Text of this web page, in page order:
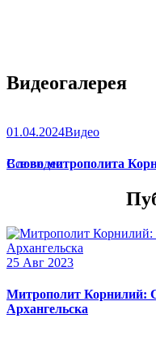
Видеогалерея
01.04.2024Видео
Слово митрополита
Все видео
25 Авг 2023
Митрополит Корнилий:
Архангельска